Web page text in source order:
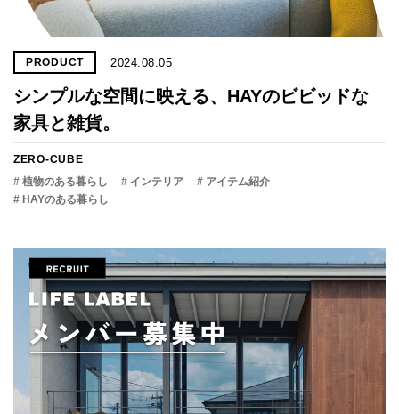
PRODUCT 2024.08.05
シンプルな空間に映える、HAYのビビッドな
家具と雑貨。
ZERO-CUBE
# 植物のある暮らし
# インテリア
# アイテム紹介
# HAYのある暮らし